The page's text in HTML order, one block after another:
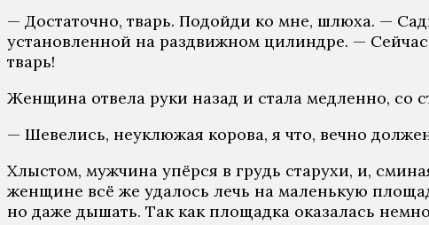
— Достаточно, тварь. Подойди ко мне, шлюха. —
установленной на раздвижном цилиндре. —
тварь!
Женщина отвела руки назад и стала медленно, со
— Шевелись, неуклюжая корова, я что, вечно
Хлыстом, мужчина упёрся в грудь старухи, и,
женщине всё же удалось лечь на маленькую
но даже дышать. Так как площадка оказалась